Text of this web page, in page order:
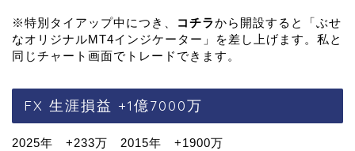
※特別タイアップ中につき、 コチラから開設すると「ぶせ
なオリジナルMT4インジケーター」を差し上げます。私と
同じチャート画面でトレードできます。
FX 生涯損益 +1億7000万
2025年 +233万 2015年 +1900万